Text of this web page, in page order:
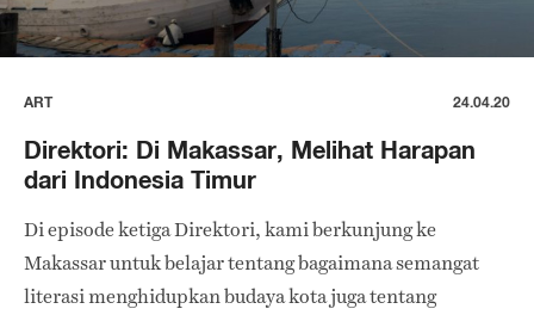
ART 24.04.20
Direktori: Di Makassar, Melihat Harapan
dari Indonesia Timur
Di episode ketiga Direktori, kami berkunjung ke
Makassar untuk belajar tentang bagaimana semangat
literasi menghidupkan budaya kota juga tentang